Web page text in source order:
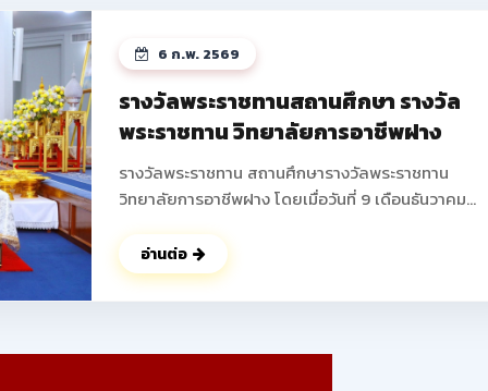
ถึงการสร้างรายได้ระหว่างเรียน เตรียมความพร้อมสู่อ
จริง ส่งเสริมให้นักเรียน นักศึกษาสามารถสร้างผลิตภั
หรือบริการที่จำหน่ายได้จริง ช่วยลดภาระครอบครัว พั
ทักษะการนำเสนอและฝึกการนำเสนอผลงานสู่สาธารณ
ดูรูปภาพเพิ่มเติม ->>
: https://www.facebook.com/photo?
6 ก.พ. 2569
รางวัลพระราชทานสถานศึกษา รางวัล
พระราชทาน วิทยาลัยการอาชีพฝาง
รางวัลพระราชทาน สถานศึกษารางวัลพระราชทาน
วิทยาลัยการอาชีพฝาง โดยเมื่อวันที่ 9 เดือนธันวาคม
การวิทยาลัยการอาชีพฝาง ผู้แทนสถานศึกษา เข้ารับ
พระราชทานรางวัล จากพลเอก ดาว์พงษ์ รัตนสุวรรณ
องคมนตรี ผู้แทนพระองค์ ณ สาลาดุสิดาลัย สวนจิตรล
จากคณะผู้บริหาร คณะครู บุคลากรทางการศึกษา ผู้
อ่านต่อ